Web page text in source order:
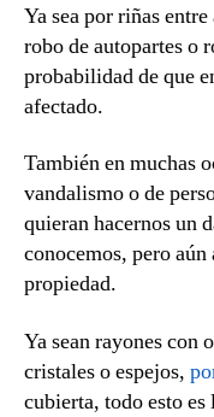
Ya sea por riñas
robo de autopartes o
probabilidad de que
afectado.
También en muchas
vandalismo o de
quieran hacernos un
conocemos, pero
propiedad.
Ya sean rayones con
cristales o espejos,
cubierta, todo esto